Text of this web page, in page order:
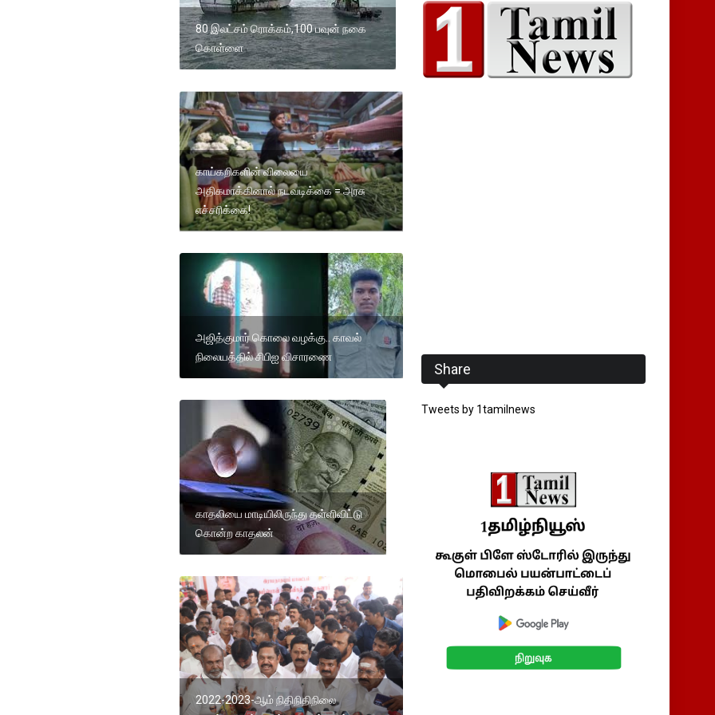
80 இலட்சம் ரொக்கம்,100 பவுன் நகை
கொள்ளை
காய்கறிகளின் விலையை
அதிகமாக்கினால் நடவடிக்கை = அரசு
எச்சரிக்கை!
அஜித்குமார் கொலை வழக்கு.. காவல்
நிலையத்தில் சிபிஐ விசாரணை
காதலியை மாடியிலிருந்து தள்ளிவிட்டு
கொன்ற காதலன்
2022-2023-ஆம் நிதிநிதிநிலை
Share
Tweets by 1tamilnews